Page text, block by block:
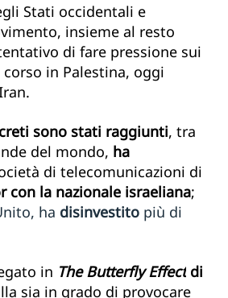
Stati occidentali e
insieme al resto
di fare pressione sui
in Palestina, oggi
sono stati raggiunti, tra
del mondo, ha
di telecomunicazioni di
con la nazionale israeliana;
ha disinvestito più di
in The Butterfly Effect di
sia in grado di provocare